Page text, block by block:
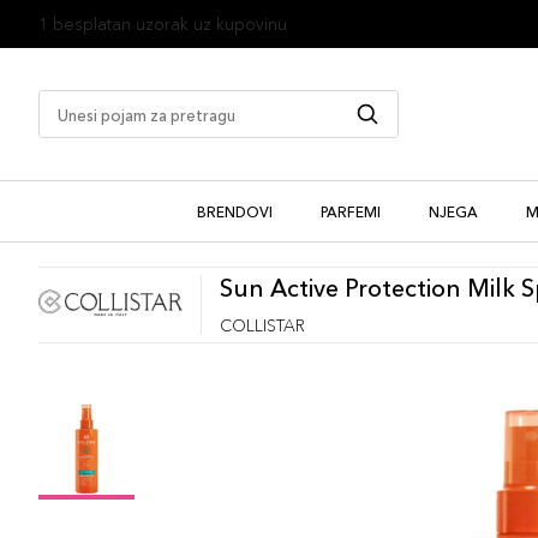
1 besplatan uzorak uz kupovinu
BRENDOVI PARFEMI NJEGA
Sun Active Protection Milk
COLLISTAR